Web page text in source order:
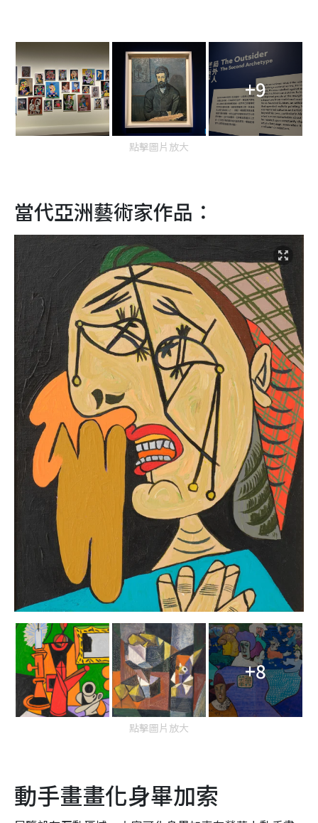
+9
點擊圖片放大
當代亞洲藝術家作品：
+8
點擊圖片放大
動手畫畫化身畢加索